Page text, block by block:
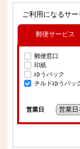
ご利用になるサ
郵便サービス
郵便窓口
印紙
ゆうパック
チルドゆうパッ
営業日